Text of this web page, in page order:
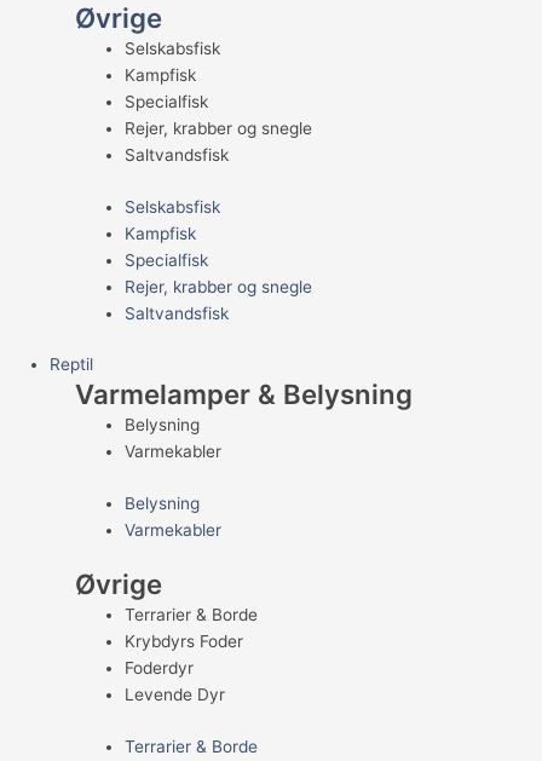
Øvrige
Selskabsfisk
Kampfisk
Specialfisk
Rejer, krabber og snegle
Saltvandsfisk
Selskabsfisk
Kampfisk
Specialfisk
Rejer, krabber og snegle
Saltvandsfisk
Reptil
Varmelamper & Belysning
Belysning
Varmekabler
Belysning
Varmekabler
Øvrige
Terrarier & Borde
Krybdyrs Foder
Foderdyr
Levende Dyr
Terrarier & Borde